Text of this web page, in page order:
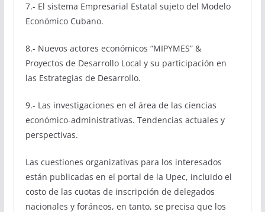
7.- El sistema Empresarial Estatal sujeto del Modelo
Económico Cubano.
8.- Nuevos actores económicos “MIPYMES” &
Proyectos de Desarrollo Local y su participación en
las Estrategias de Desarrollo.
9.- Las investigaciones en el área de las ciencias
económico-administrativas. Tendencias actuales y
perspectivas.
Las cuestiones organizativas para los interesados
están publicadas en el portal de la Upec, incluido el
costo de las cuotas de inscripción de delegados
nacionales y foráneos, en tanto, se precisa que los